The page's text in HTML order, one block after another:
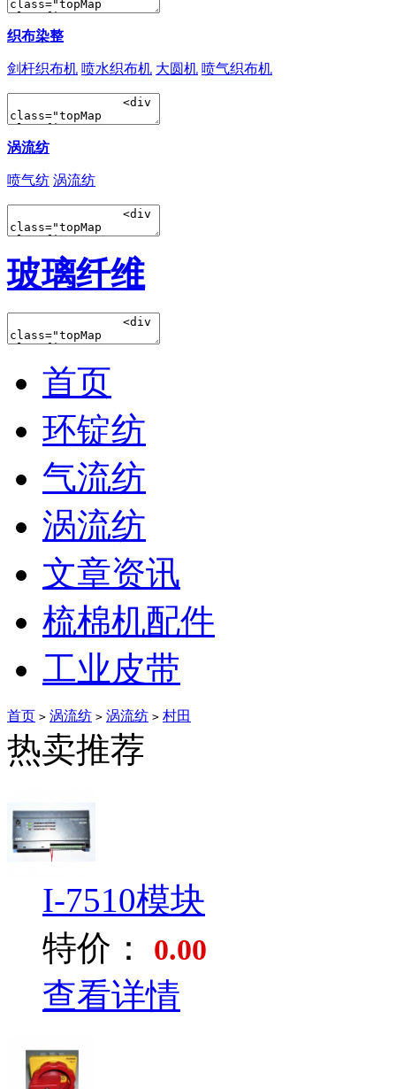
织布染整
剑杆织布机 喷水织布机 大圆机 喷气织布机
涡流纺
喷气纺 涡流纺
玻璃纤维
首页
环锭纺
气流纺
涡流纺
文章资讯
梳棉机配件
工业皮带
首页 > 涡流纺 > 涡流纺 > 村田
热卖推荐
I-7510模块
特价：
0.00
查看详情